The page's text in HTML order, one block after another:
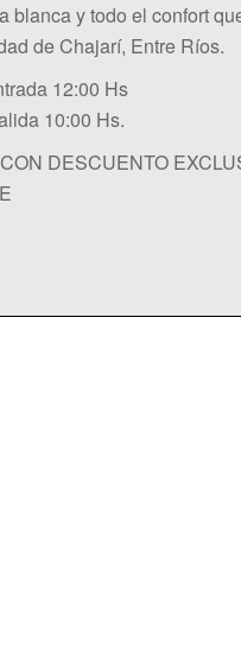
y todo el confort
de Chajarí, Entre Ríos.
12:00 Hs
10:00 Hs.
DESCUENTO